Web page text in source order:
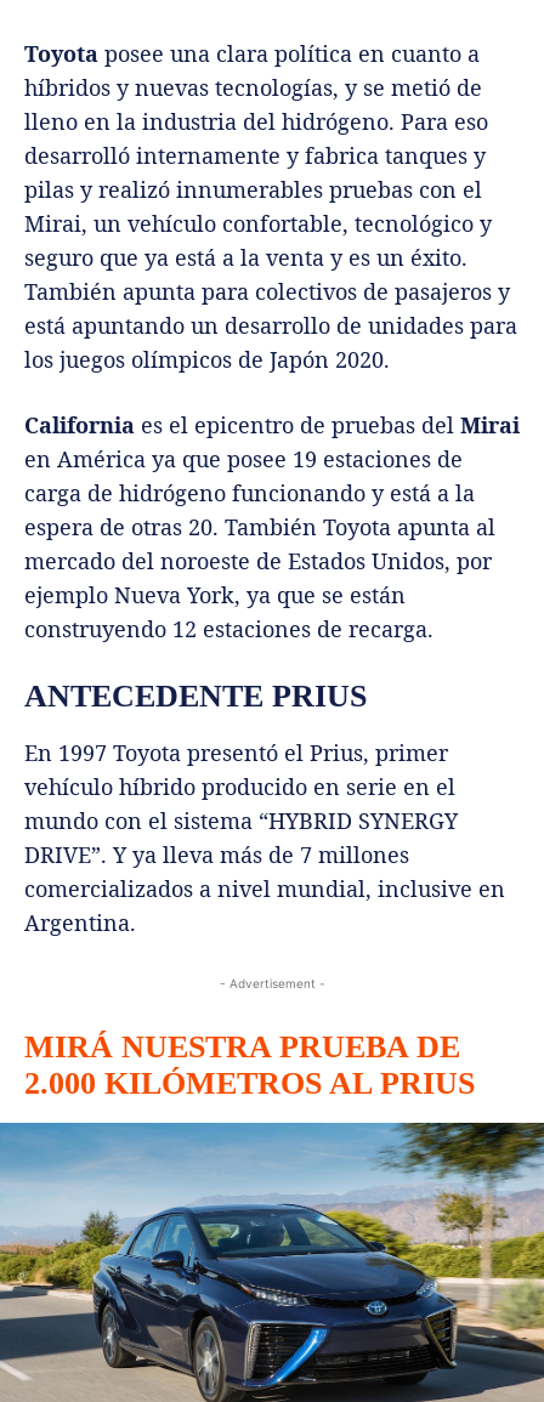
Toyota posee una clara política en cuanto a
híbridos y nuevas tecnologías, y se metió de
lleno en la industria del hidrógeno. Para eso
desarrolló internamente y fabrica tanques y
pilas y realizó innumerables pruebas con el
Mirai, un vehículo confortable, tecnológico y
seguro que ya está a la venta y es un éxito.
También apunta para colectivos de pasajeros y
está apuntando un desarrollo de unidades para
los juegos olímpicos de Japón 2020.
California es el epicentro de pruebas del Mirai
en América ya que posee 19 estaciones de
carga de hidrógeno funcionando y está a la
espera de otras 20. También Toyota apunta al
mercado del noroeste de Estados Unidos, por
ejemplo Nueva York, ya que se están
construyendo 12 estaciones de recarga.
ANTECEDENTE PRIUS
En 1997 Toyota presentó el Prius, primer
vehículo híbrido producido en serie en el
mundo con el sistema “HYBRID SYNERGY
DRIVE”. Y ya lleva más de 7 millones
comercializados a nivel mundial, inclusive en
Argentina.
- Advertisement -
MIRÁ NUESTRA PRUEBA DE
2.000 KILÓMETROS AL PRIUS